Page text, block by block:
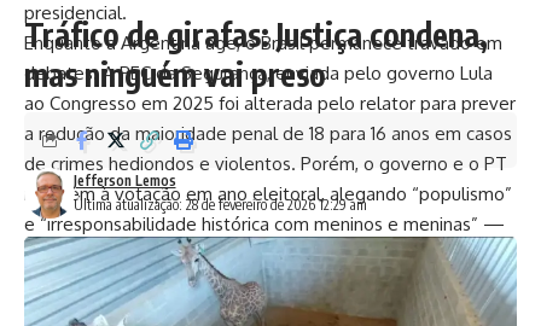
presidencial.
Enquanto a Argentina age, o Brasil permanece travado em
debates. A PEC da Segurança, enviada pelo governo Lula
ao Congresso em 2025 foi alterada pelo relator para prever
a redução da maioridade penal de 18 para 16 anos em casos
de crimes hediondos e violentos. Porém, o governo e o PT
resistem à votação em ano eleitoral, alegando “populismo”
e “irresponsabilidade histórica com meninos e meninas” —
expressão usada pelo líder petista Pedro Uczai (PT-SC).
O que pensa a população brasileira
Pesquisas de opinião realizadas em 2025 mostram que mais
Tráfico de girafas: Justiça condena,
mas ninguém vai preso
Última atualização: 28 de fevereiro de 2026 12:29 am
Jefferson Lemos